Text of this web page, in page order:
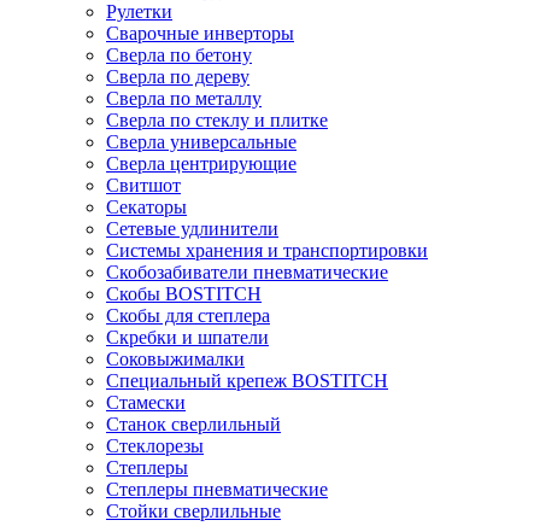
Рулетки
Сварочные инверторы
Сверла по бетону
Сверла по дереву
Сверла по металлу
Сверла по стеклу и плитке
Сверла универсальные
Сверла центрирующие
Свитшот
Секаторы
Сетевые удлинители
Системы хранения и транспортировки
Скобозабиватели пневматические
Скобы BOSTITCH
Скобы для степлера
Скребки и шпатели
Соковыжималки
Специальный крепеж BOSTITCH
Стамески
Станок сверлильный
Стеклорезы
Степлеры
Степлеры пневматические
Стойки сверлильные